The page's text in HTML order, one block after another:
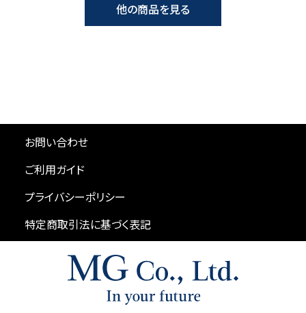
他の商品を見る
お問い合わせ
ご利用ガイド
プライバシーポリシー
特定商取引法に基づく表記